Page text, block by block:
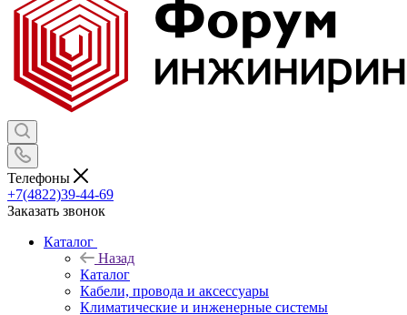
Телефоны
+7(4822)39-44-69
Заказать звонок
Каталог
Назад
Каталог
Кабели, провода и аксессуары
Климатические и инженерные системы